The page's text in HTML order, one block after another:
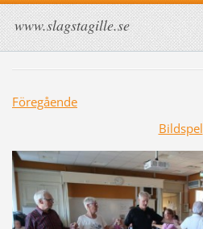
www.slagstagille.se
Föregående
Bildspel